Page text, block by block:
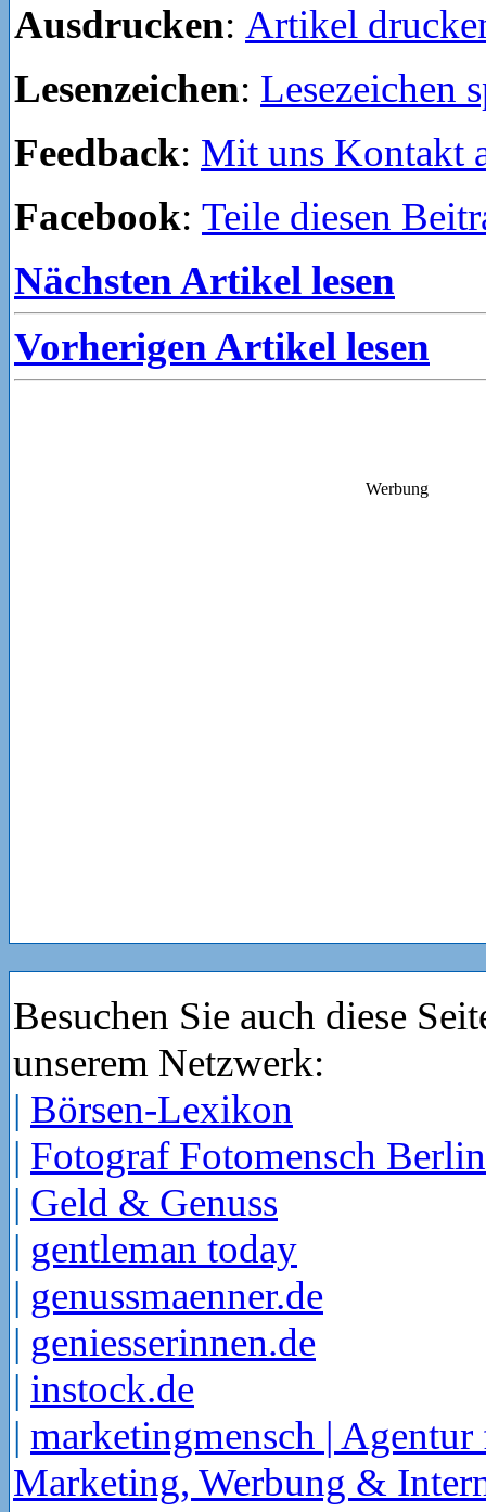
Ausdrucken: Artikel
Lesenzeichen: Lesezeichen
Feedback: Mit uns Kontakt
Facebook: Teile diesen
Nächsten Artikel lesen
Vorherigen Artikel lesen
Werbung
Besuchen Sie auch diese
unserem Netzwerk:
| Börsen-Lexikon
| Fotograf Fotomensch Berlin
| Geld & Genuss
| gentleman today
| genussmaenner.de
| geniesserinnen.de
| instock.de
| marketingmensch | Agentur
Marketing, Werbung &